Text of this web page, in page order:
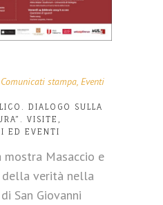
Comunicati stampa, Eventi
DIALOGO SULLA
VISITE,
ED EVENTI
Masaccio e
verità nella
San Giovanni